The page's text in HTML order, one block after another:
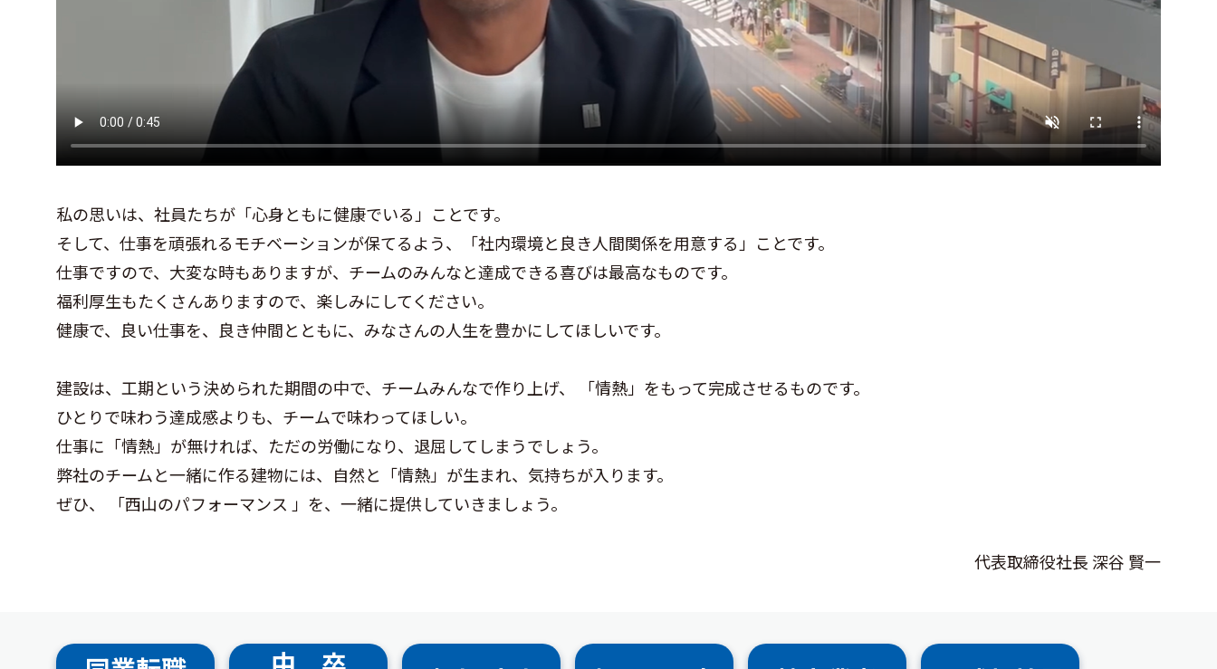
私の思いは、社員たちが「心身ともに健康でいる」ことです。
そして、仕事を頑張れるモチベーションが保てるよう、「社内環境と良き人間関係を用意する」ことです。
仕事ですので、大変な時もありますが、チームのみんなと達成できる喜びは最高なものです。
福利厚生もたくさんありますので、楽しみにしてください。
健康で、良い仕事を、良き仲間とともに、みなさんの人生を豊かにしてほしいです。
建設は、工期という決められた期間の中で、チームみんなで作り上げ、 「情熱」をもって完成させるものです。
ひとりで味わう達成感よりも、チームで味わってほしい。
仕事に「情熱」が無ければ、ただの労働になり、退屈してしまうでしょう。
弊社のチームと一緒に作る建物には、自然と「情熱」が生まれ、気持ちが入ります。
ぜひ、 「西山のパフォーマンス 」を、一緒に提供していきましょう。
代表取締役社長 深谷 賢一